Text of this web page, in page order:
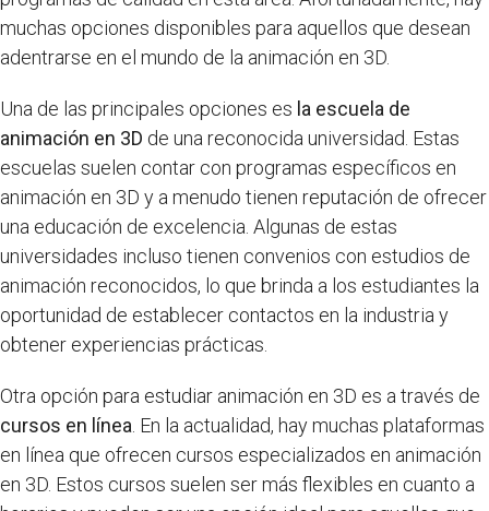
muchas opciones disponibles para aquellos que desean
adentrarse en el mundo de la animación en 3D.
Una de las principales opciones es la escuela de
animación en 3D de una reconocida universidad. Estas
escuelas suelen contar con programas específicos en
animación en 3D y a menudo tienen reputación de ofrecer
una educación de excelencia. Algunas de estas
universidades incluso tienen convenios con estudios de
animación reconocidos, lo que brinda a los estudiantes la
oportunidad de establecer contactos en la industria y
obtener experiencias prácticas.
Otra opción para estudiar animación en 3D es a través de
cursos en línea . En la actualidad, hay muchas plataformas
en línea que ofrecen cursos especializados en animación
en 3D. Estos cursos suelen ser más flexibles en cuanto a